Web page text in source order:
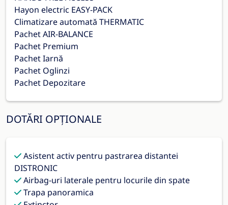
Hayon electric EASY-PACK
Climatizare automată THERMATIC
Pachet AIR-BALANCE
Pachet Premium
Pachet Iarnă
Pachet Oglinzi
Pachet Depozitare
DOTĂRI OPȚIONALE
Asistent activ pentru pastrarea distantei
DISTRONIC
Airbag-uri laterale pentru locurile din spate
Trapa panoramica